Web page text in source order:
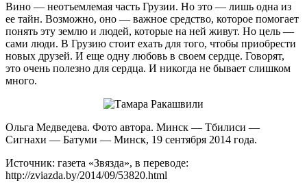
Вино — неотъемлемая часть Грузии. Но это — лишь одна из
ее тайн. Возможно, оно — важное средство, которое помогает
понять эту землю и людей, которые на ней живут. Но цель —
сами люди. В Грузию стоит ехать для того, чтобы приобрести
новых друзей. И еще одну любовь в своем сердце. Говорят,
это очень полезно для сердца. И никогда не бывает слишком
много.
Ольга Медведева. Фото автора. Минск — Тбилиси —
Сигнахи — Батуми — Минск, 19 сентября 2014 года.
Источник: газета «Звязда», в переводе:
http://zviazda.by/2014/09/53820.html